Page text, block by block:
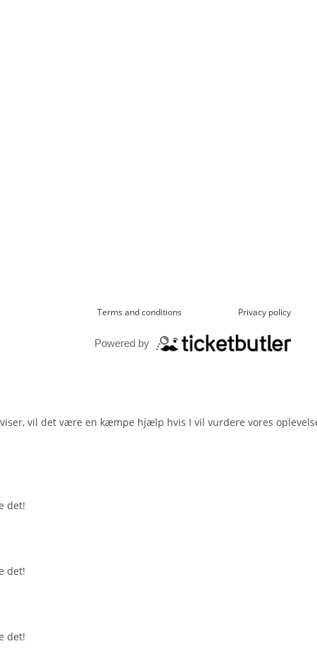
Terms and conditions Privacy policy
Powered by
vil det være en kæmpe hjælp hvis I vil vurdere vores
det!
det!
det!